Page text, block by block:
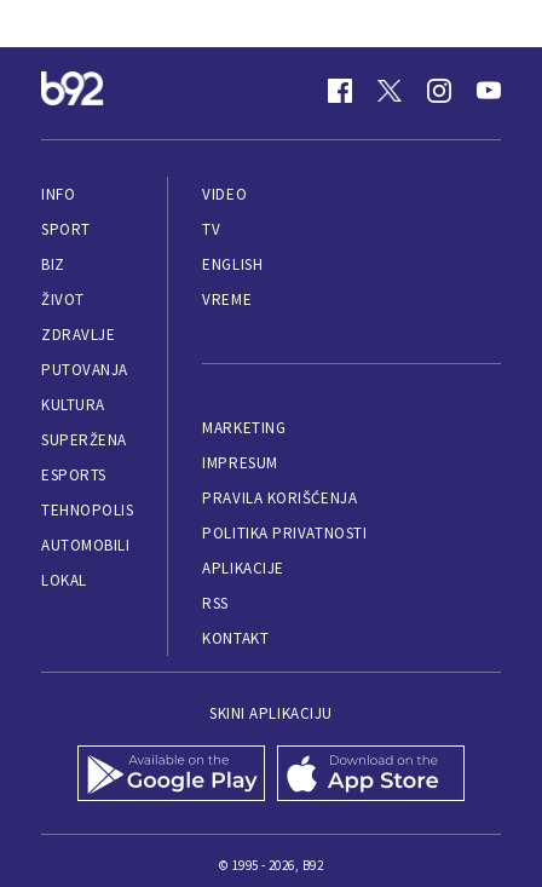
INFO
SPORT
BIZ
ŽIVOT
ZDRAVLJE
PUTOVANJA
KULTURA
SUPERŽENA
ESPORTS
TEHNOPOLIS
AUTOMOBILI
LOKAL
VIDEO
TV
ENGLISH
VREME
MARKETING
IMPRESUM
PRAVILA KORIŠĆENJA
POLITIKA PRIVATNOSTI
APLIKACIJE
RSS
KONTAKT
SKINI APLIKACIJU
© 1995 - 2026, B92